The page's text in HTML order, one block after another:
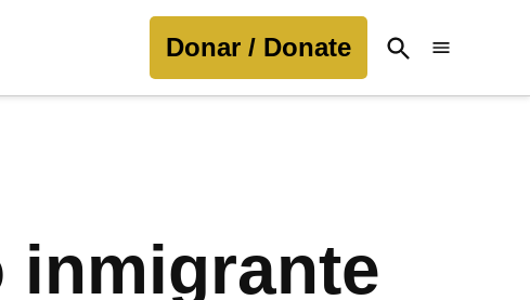
Donar / Donate
Open
Search
inmigrante